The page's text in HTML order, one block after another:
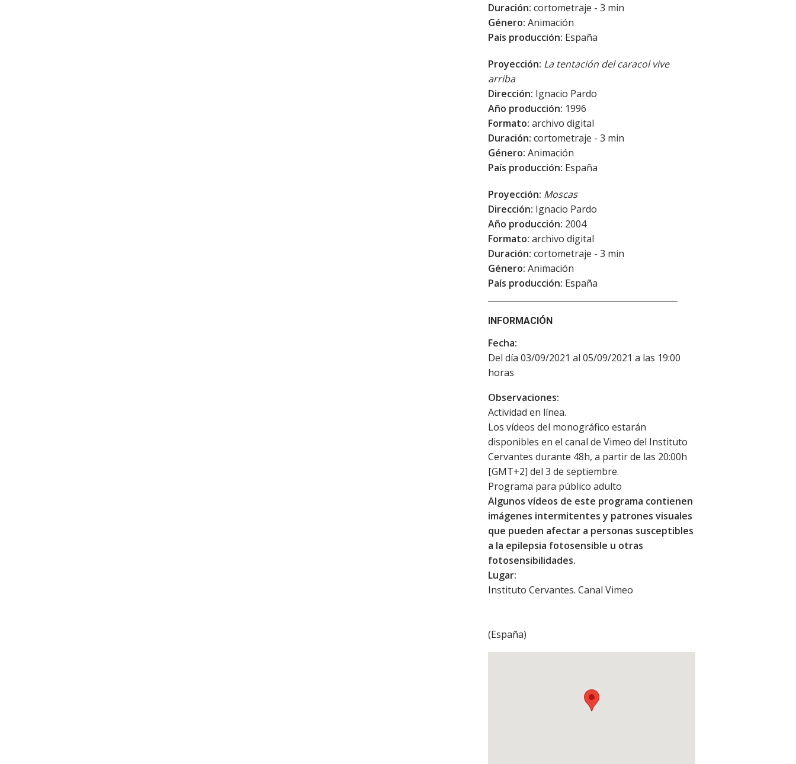
Duración: cortometraje - 3 min
Género: Animación
País producción: España
Proyección: La tentación del caracol vive
arriba
Dirección: Ignacio Pardo
Año producción: 1996
Formato: archivo digital
Duración: cortometraje - 3 min
Género: Animación
País producción: España
Proyección: Moscas
Dirección: Ignacio Pardo
Año producción: 2004
Formato: archivo digital
Duración: cortometraje - 3 min
Género: Animación
País producción: España
INFORMACIÓN
Fecha:
Del día 03/09/2021 al 05/09/2021 a las 19:00
horas
Observaciones:
Actividad en línea.
Los vídeos del monográfico estarán
disponibles en el canal de Vimeo del Instituto
Cervantes durante 48h, a partir de las 20:00h
[GMT+2] del 3 de septiembre.
Programa para público adulto
Algunos vídeos de este programa contienen
imágenes intermitentes y patrones visuales
que pueden afectar a personas susceptibles
a la epilepsia fotosensible u otras
fotosensibilidades.
Lugar:
Instituto Cervantes. Canal Vimeo
(España)